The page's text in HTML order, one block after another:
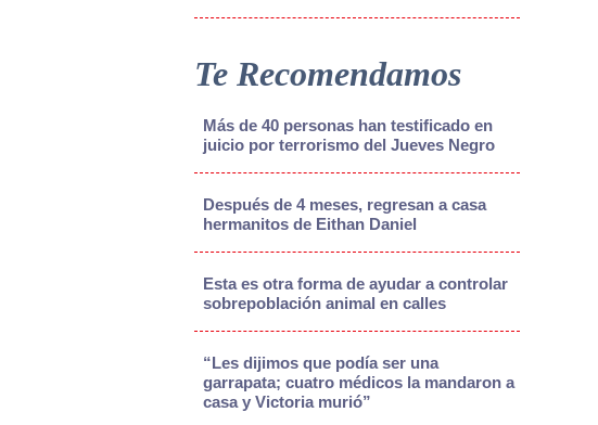
Te Recomendamos
Más de 40 personas han testificado en
juicio por terrorismo del Jueves Negro
Después de 4 meses, regresan a casa
hermanitos de Eithan Daniel
Esta es otra forma de ayudar a controlar
sobrepoblación animal en calles
“Les dijimos que podía ser una
garrapata; cuatro médicos la mandaron a
casa y Victoria murió”